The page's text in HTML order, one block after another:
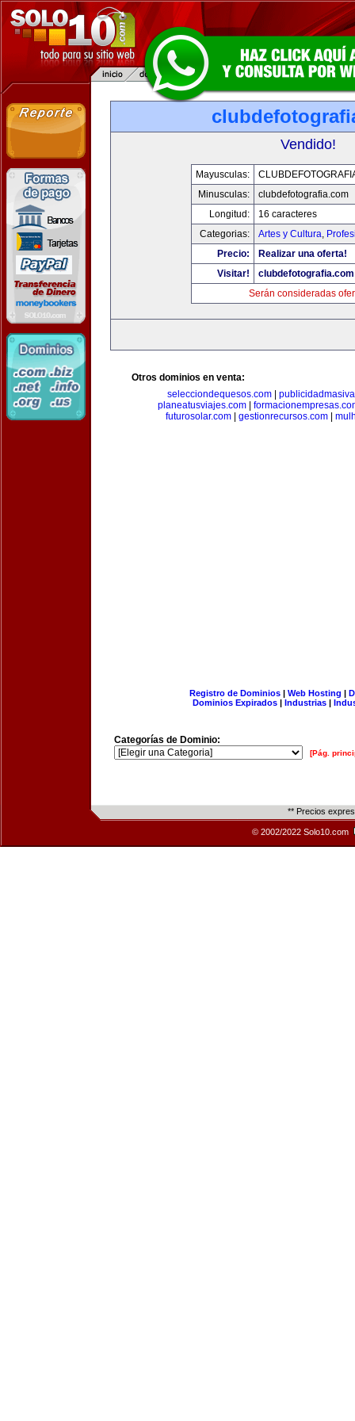
Vendido!
Mayusculas:
Minusculas:
clubdefotografia.com
Longitud:
16 caracteres
Categorias:
Artes y Cultura,
Precio:
Realizar una oferta!
Visitar!
clubdefotografia.com
Serán consideradas
Otros dominios en venta:
selecciondequesos.com
planeatusviajes.com
futurosolar.com| gestionrecursos.com|
Registro de Dominios| Web Hosting |
Dominios Expirados | Industrias |
Categorías de Dominio:
[Pág.
** Precios
© 2002/2022 Solo10.com